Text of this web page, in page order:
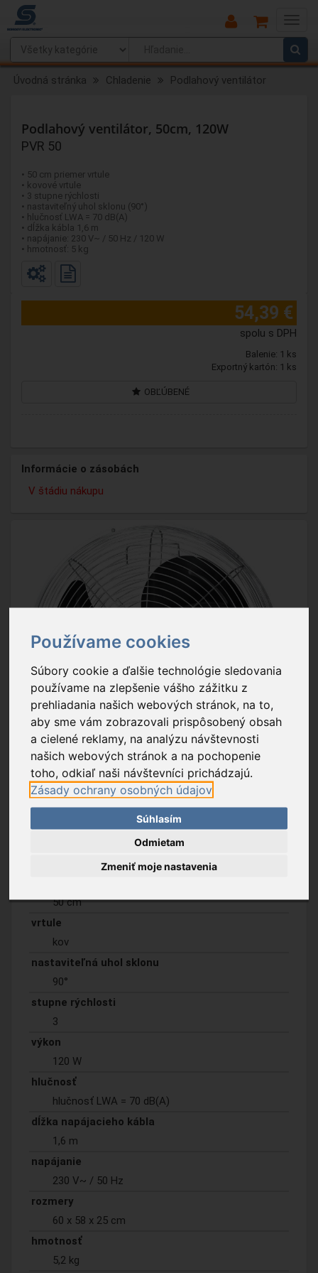
Používame cookies
Súbory cookie a ďalšie technológie sledovania
používame na zlepšenie vášho zážitku z
prehliadania našich webových stránok, na to,
aby sme vám zobrazovali prispôsobený obsah
a cielené reklamy, na analýzu návštevnosti
našich webových stránok a na pochopenie
toho, odkiaľ naši návštevníci prichádzajú.
Zásady ochrany osobných údajov
Súhlasím
Odmietam
Zmeniť moje nastavenia
Main
Menu
Úvodná stránka Chladenie Podlahový ventilátor
Podlahový ventilátor, 50cm, 120W
PVR 50
• 50 cm priemer vrtule
• kovové vrtule
• 3 stupne rýchlosti
• nastaviteľný uhol sklonu (90°)
• hlučnosť LWA = 70 dB(A)
• dĺžka kábla 1,6 m
• napájanie: 230 V~ / 50 Hz / 120 W
• hmotnosť: 5 kg
54,39 €
spolu s DPH
Balenie: 1 ks
Exportný kartón: 1 ks
OBĽÚBENÉ
Informácie o zásobách
V štádiu nákupu
Na stiahnutie
50 cm
vrtule
kov
nastaviteľná uhol sklonu
90°
stupne rýchlosti
3
výkon
120 W
hlučnosť
hlučnosť LWA = 70 dB(A)
dĺžka napájacieho kábla
1,6 m
napájanie
230 V~ / 50 Hz
rozmery
60 x 58 x 25 cm
hmotnosť
5,2 kg